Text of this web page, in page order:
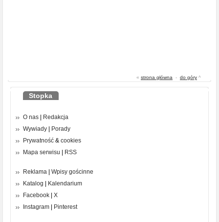
« strona główna - do góry ^
Stopka
O nas
Redakcja
Wywiady
Porady
Prywatność & cookies
Mapa serwisu
RSS
Reklama
Wpisy gościnne
Katalog
Kalendarium
Facebook
X
Instagram
Pinterest